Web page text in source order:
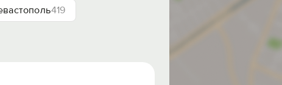
419